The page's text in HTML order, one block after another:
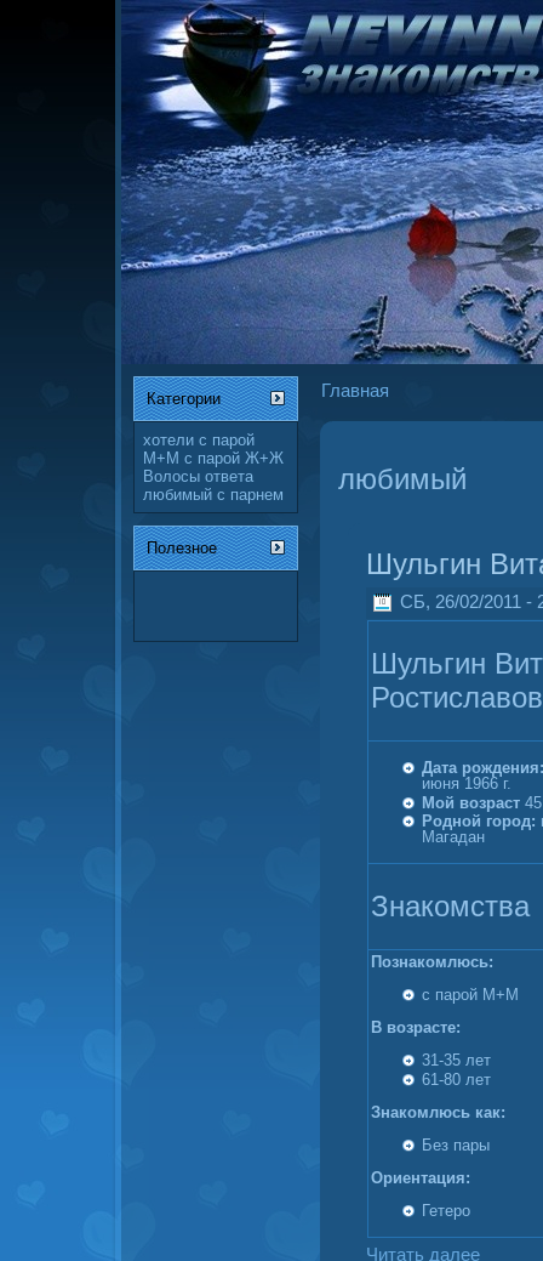
Категории
хотели с парой
М+М с парой Ж+Ж
Волосы ответа
любимый с парнем
Полезное
Главная
любимый
Шульгин
СБ, 26/02/2011 -
Шульгин
Дата рождения:
июня 1966 г.
Мой возраст
Родной город:
Магадан
Знакомства
Познакомлюсь:
с парой М+М
В возрасте:
31-35 лет
61-80 лет
Знакомлюсь как:
Без пары
Ориентация:
Гетеро
Читать далее